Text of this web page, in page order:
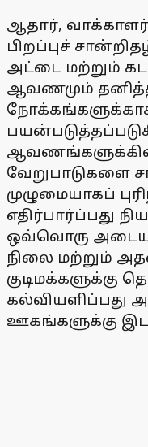
ஆதார்,
பிறப்புச்
அட்டை மற்றும்
ஆவணமும்
வேறுபாடுகளை
முழுமையாகப்
எதிர்பார்ப்பது
ஒவ்வொரு
நிலை மற்றும்
குடிமக்களுக்கு
கல்வியளிப்பது
ஊகங்களுக்கு